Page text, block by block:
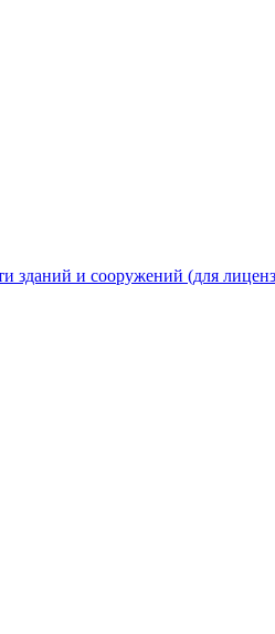
зданий и сооружений (для